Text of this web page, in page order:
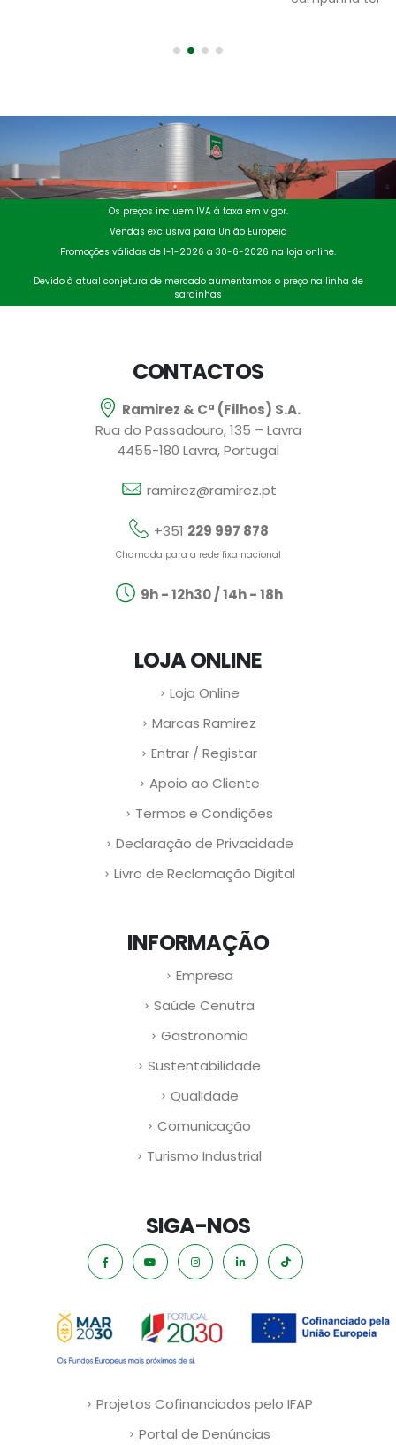
Os preços incluem IVA à taxa em vigor.
Vendas exclusiva para União Europeia
Promoções válidas de 1-1-2026 a 30-6-2026 na loja online.
Devido à atual conjetura de mercado aumentamos o preço na linha de
sardinhas
CONTACTOS
Ramirez & Cª (Filhos) S.A.
Rua do Passadouro, 135 – Lavra
4455-180 Lavra, Portugal
ramirez@ramirez.pt
+351 229 997 878
Chamada para a rede fixa nacional
9h - 12h30 / 14h - 18h
LOJA ONLINE
Loja Online
Marcas Ramirez
Entrar / Registar
Apoio ao Cliente
Termos e Condições
Declaração de Privacidade
Livro de Reclamação Digital
INFORMAÇÃO
Empresa
Saúde Cenutra
Gastronomia
Sustentabilidade
Qualidade
Comunicação
Turismo Industrial
SIGA-NOS
Projetos Cofinanciados pelo IFAP
Portal de Denúncias